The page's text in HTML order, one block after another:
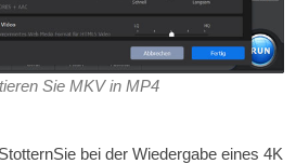
Sie MKV in MP4
bei der Wiedergabe eines 4K